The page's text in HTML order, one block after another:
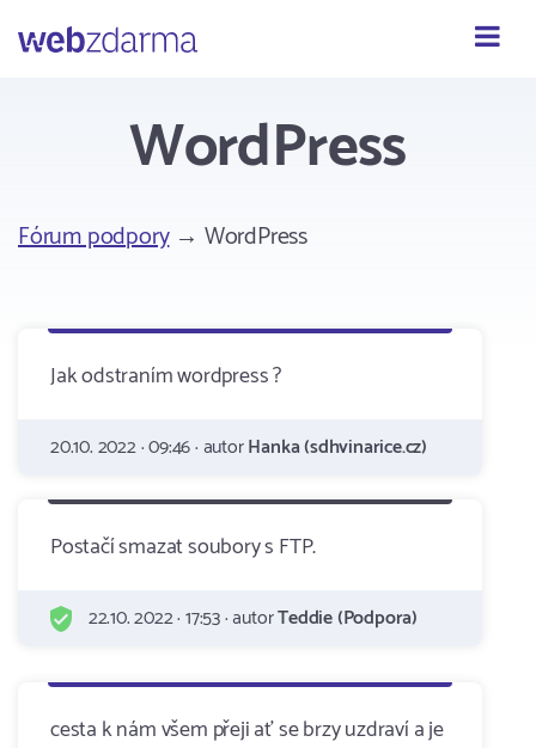
Webzdarma
WordPress
Fórum podpory→ WordPress
Jak odstraním wordpress ?
20.10. 2022 · 09:46 · autorHanka (sdhvinarice.cz)
Postačí smazat soubory s FTP.
22.10. 2022 · 17:53 · autorTeddie (Podpora)
cesta k nám všem přeji ať se brzy uzdraví a je